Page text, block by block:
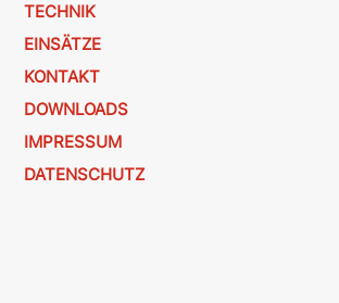
TECHNIK
EINSÄTZE
KONTAKT
DOWNLOADS
IMPRESSUM
DATENSCHUTZ